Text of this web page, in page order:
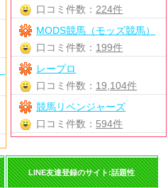
口コミ件数： 224件
MODS競馬（モッズ競馬）
口コミ件数： 199件
レープロ
口コミ件数： 19,104件
競馬リベンジャーズ
口コミ件数： 594件
LINE友達登録のサイト:話題性